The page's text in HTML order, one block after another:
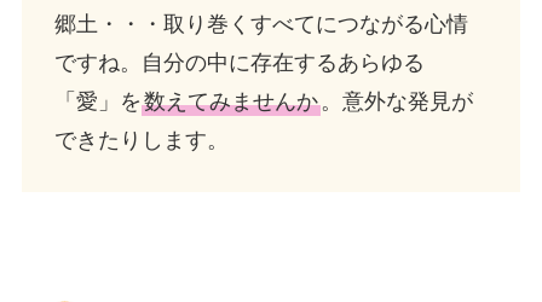
郷土・・・取り巻くすべてにつながる心情
ですね。自分の中に存在するあらゆる
「愛」を数えてみませんか。意外な発見が
できたりします。